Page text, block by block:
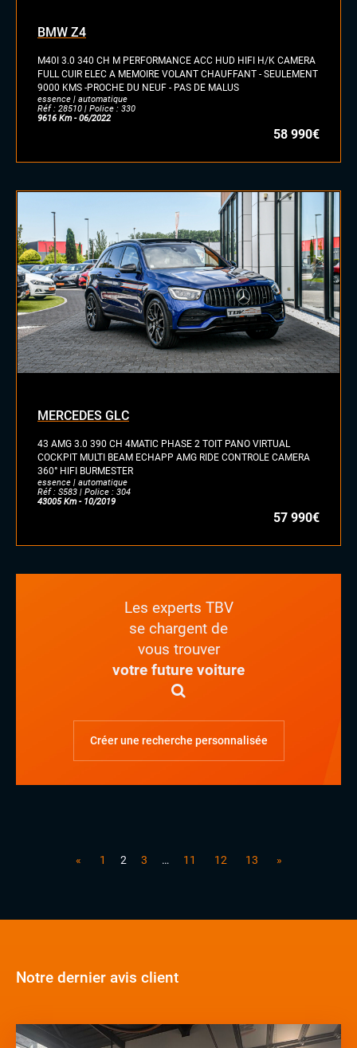
BMW Z4
M40I 3.0 340 CH M PERFORMANCE ACC HUD HIFI H/K CAMERA
FULL CUIR ELEC A MEMOIRE VOLANT CHAUFFANT - SEULEMENT
9000 KMS -PROCHE DU NEUF - PAS DE MALUS
essence | automatique
Réf : 28510 | Police : 330
9616 Km - 06/2022
58 990€
MERCEDES GLC
43 AMG 3.0 390 CH 4MATIC PHASE 2 TOIT PANO VIRTUAL
COCKPIT MULTI BEAM ECHAPP AMG RIDE CONTROLE CAMERA
360° HIFI BURMESTER
essence | automatique
Réf : S583 | Police : 304
43005 Km - 10/2019
57 990€
Les experts TBV
se chargent de
vous trouver
votre future voiture
Créer une recherche personnalisée
« 1 2 3 … 11 12 13 »
Notre dernier avis client